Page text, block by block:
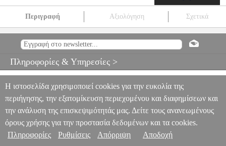
Περιγραφή Αξιολόγηση Σχετικά
ANA.OSM00169 ANA.OSM00169 OSRAM
ΛΑΜΠΕΣ
51.90
Πληροφορίες & Υπηρεσίες >
Η ιστοσελίδα χρησιμοποιεί cookies για την ευκολία της
περιήγησης, την εξατομίκευση περιεχομένου και διαφημίσεων και
την ανάλυση της επισκεψιμότητάς μας. Δείτε τους ανανεωμένους
όρους χρήσης για την προστασία δεδομένων και τα cookies.
Πληροφορίες
Ρυθμίσεις Απόρριψη Αποδοχή